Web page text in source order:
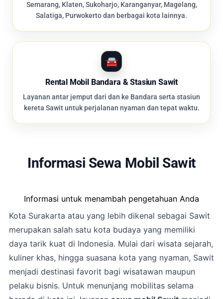
Semarang, Klaten, Sukoharjo, Karanganyar, Magelang,
Salatiga, Purwokerto dan berbagai kota lainnya.
Rental Mobil Bandara & Stasiun Sawit
Layanan antar jemput dari dan ke Bandara serta stasiun
kereta Sawit untuk perjalanan nyaman dan tepat waktu.
Informasi Sewa Mobil Sawit
Informasi untuk menambah pengetahuan Anda
Kota Surakarta atau yang lebih dikenal sebagai Sawit
merupakan salah satu kota budaya yang memiliki
daya tarik kuat di Indonesia. Mulai dari wisata sejarah,
kuliner khas, hingga suasana kota yang nyaman, Sawit
menjadi destinasi favorit bagi wisatawan maupun
pelaku bisnis. Untuk menunjang mobilitas selama